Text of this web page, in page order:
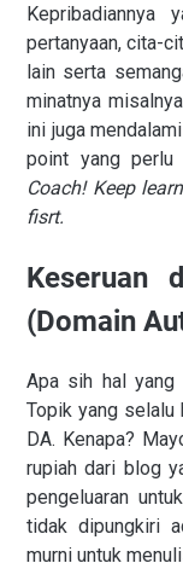
Kepribadiannya
pertanyaan, cita-
lain serta
minatnya
ini juga
point yang perlu
Coach! Keep
fisrt.
Keseruan
(Domain
Apa sih hal yang
Topik yang selalu
DA. Kenapa?
rupiah dari blog
pengeluaran
tidak dipungkiri
murni untuk